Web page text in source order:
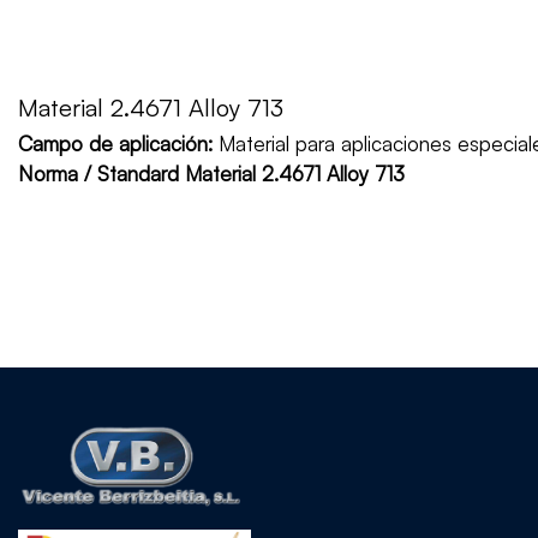
Material 2.4671 Alloy 713
Campo de aplicación: Material para aplicaciones
Norma / Standard Material 2.4671 Alloy 713